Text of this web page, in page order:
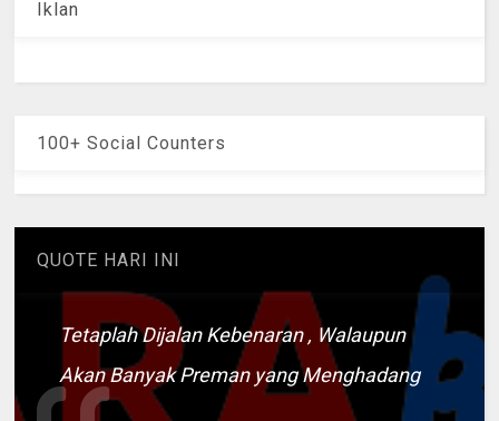
Iklan
100+ Social Counters
QUOTE HARI INI
Tetaplah Dijalan Kebenaran , Walaupun
Akan Banyak Preman yang Menghadang